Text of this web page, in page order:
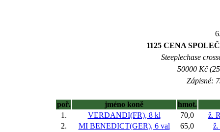
1125 CENA
Steeplechase
50000 Kč
Zápisné:
poř. jméno koně
hmot.
1.
VERDANDI(FR), 8 kl 70,0
ž.
2.
MI BENEDICT(GER), 6 val 65,0
ž.